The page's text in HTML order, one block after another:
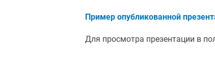
Пример опубликованной
Для просмотра презентации в